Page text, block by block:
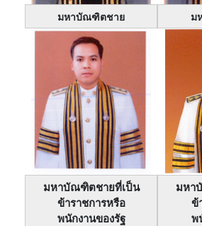
มหาบัณฑิตชาย ม
มหาบัณฑิตชายที่เป็น
ข้าราชการหรือ
พนักงานของรัฐ
มหา
ข้
พ